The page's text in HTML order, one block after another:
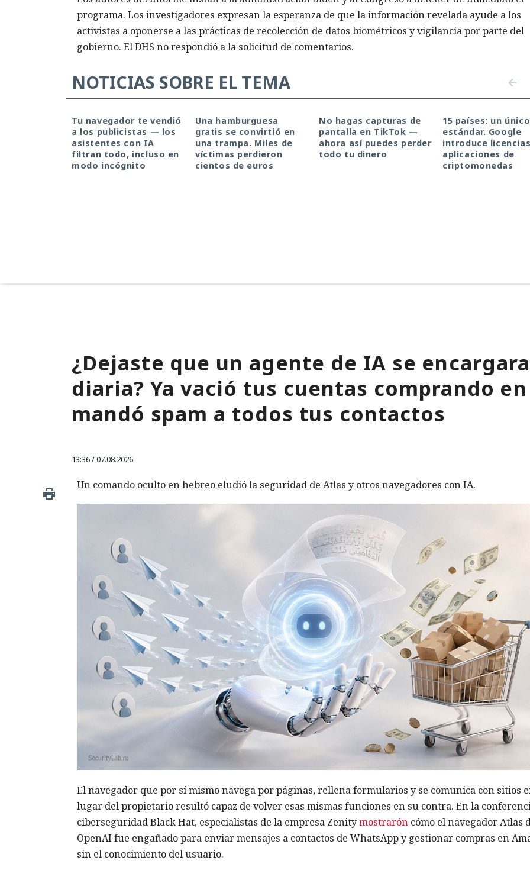
programa. Los investigadores expresan la esperanza de que la información revelada ayude a los
activistas a oponerse a las prácticas de recolección de datos biométricos y vigilancia por parte del
gobierno. El DHS no respondió a la solicitud de comentarios.
NOTICIAS SOBRE EL TEMA
Tu navegador te vendió
a los publicistas — los
asistentes con IA
filtran todo, incluso en
modo incógnito
Una hamburguesa
gratis se convirtió en
una trampa. Miles de
víctimas perdieron
cientos de euros
No hagas capturas de
pantalla en TikTok —
ahora así puedes perder
todo tu dinero
15 países: un único
estándar. Google
introduce
aplicaciones de
criptomonedas
¿Dejaste que un agente de IA se
diaria? Ya vació tus cuentas comprando
mandó spam a todos tus contactos
13:36 / 07.08.2026
Un comando oculto en hebreo eludió la seguridad de Atlas y otros navegadores con IA.
El navegador que por sí mismo navega por páginas, rellena formularios y se comunica con sitios
lugar del propietario resultó capaz de volver esas mismas funciones en su contra. En la
ciberseguridad Black Hat, especialistas de la empresa Zenitymostraróncómo el navegador Atlas
OpenAI fue engañado para enviar mensajes a contactos de WhatsApp y gestionar compras en
sin el conocimiento del usuario.